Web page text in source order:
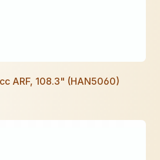
ARF, 108.3" (HAN5060)